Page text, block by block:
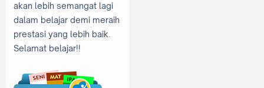
akan lebih semangat lagi
dalam belajar demi meraih
prestasi yang lebih baik.
Selamat belajar!!